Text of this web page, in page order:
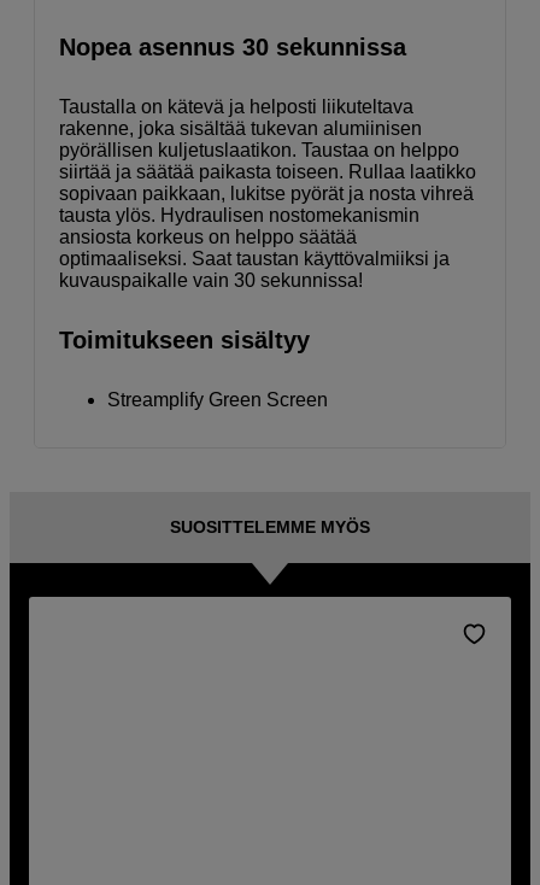
Nopea asennus 30 sekunnissa
Taustalla on kätevä ja helposti liikuteltava
rakenne, joka sisältää tukevan alumiinisen
pyörällisen kuljetuslaatikon. Taustaa on helppo
siirtää ja säätää paikasta toiseen. Rullaa laatikko
sopivaan paikkaan, lukitse pyörät ja nosta vihreä
tausta ylös. Hydraulisen nostomekanismin
ansiosta korkeus on helppo säätää
optimaaliseksi. Saat taustan käyttövalmiiksi ja
kuvauspaikalle vain 30 sekunnissa!
Toimitukseen sisältyy
Streamplify Green Screen
SUOSITTELEMME MYÖS